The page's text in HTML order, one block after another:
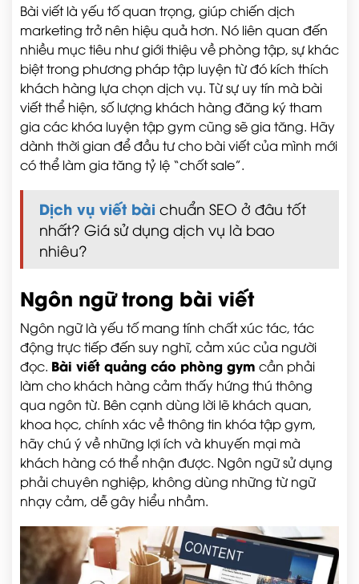
Bài viết là yếu tố quan trọng, giúp chiến dịch
marketing trở nên hiệu quả hơn. Nó liên quan đến
nhiều mục tiêu như giới thiệu về phòng tập, sự khác
biệt trong phương pháp tập luyện từ đó kích thích
khách hàng lựa chọn dịch vụ. Từ sự uy tín mà bài
viết thể hiện, số lượng khách hàng đăng ký tham
gia các khóa luyện tập gym cũng sẽ gia tăng. Hãy
dành thời gian để đầu tư cho bài viết của mình mới
có thể làm gia tăng tỷ lệ “chốt sale”.
Dịch vụ viết bài chuẩn SEO ở đâu tốt
nhất? Giá sử dụng dịch vụ là bao
nhiêu?
Ngôn ngữ trong bài viết
Ngôn ngữ là yếu tố mang tính chất xúc tác, tác
động trực tiếp đến suy nghĩ, cảm xúc của người
đọc. Bài viết quảng cáo phòng gym cần phải
làm cho khách hàng cảm thấy hứng thú thông
qua ngôn từ. Bên cạnh dùng lời lẽ khách quan,
khoa học, chính xác về thông tin khóa tập gym,
hãy chú ý về những lợi ích và khuyến mại mà
khách hàng có thể nhận được. Ngôn ngữ sử dụng
phải chuyên nghiệp, không dùng những từ ngữ
nhạy cảm, dễ gây hiểu nhầm.